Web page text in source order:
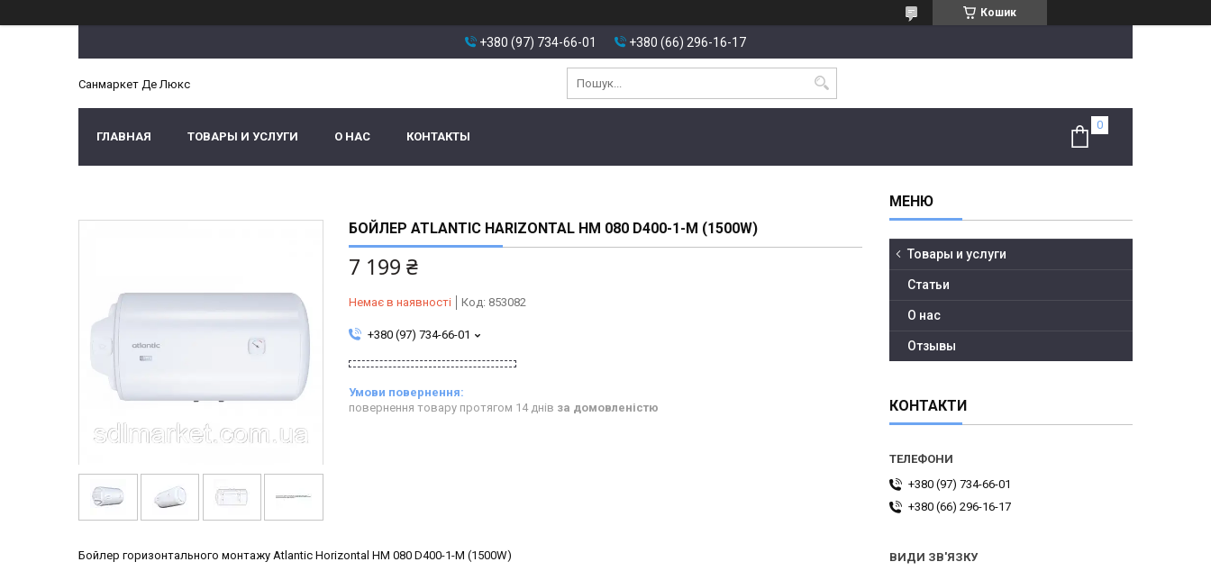
Кошик
+380 (97) 734-66-01 +380 (66) 296-16-17
Санмаркет Де Люкс
ГЛАВНАЯ ТОВАРЫ И УСЛУГИ О НАС КОНТАКТЫ
БОЙЛЕР ATLANTIC HARIZONTAL HM 080 D400-1-M (1500W)
7 199 ₴
Немає в наявності Код: 853082
+380 (97) 734-66-01
повернення товару протягом 14 днів за домовленістю
Бойлер горизонтального монтажу Atlantic Horizontal HM 080 D400-1-M (1500W)
Товары и услуги
Статьи
О нас
Отзывы
КОНТАКТИ
+380 (97) 734-66-01
+380 (66) 296-16-17